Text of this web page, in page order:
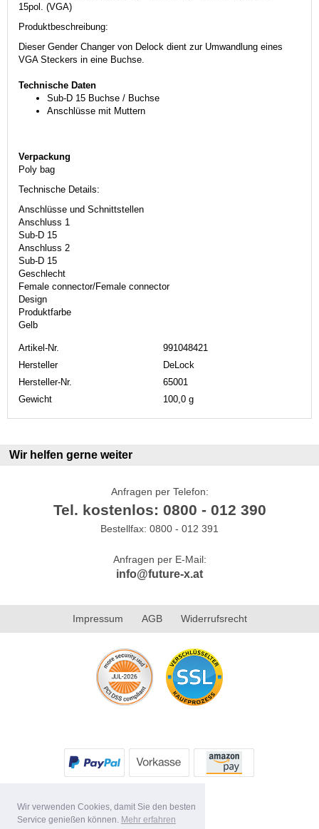
Wir verwenden Cookies, damit Sie den besten
Service genießen können. Mehr erfahren
15pol. (VGA)
Produktbeschreibung:
Dieser Gender Changer von Delock dient zur Umwandlung eines
VGA Steckers in eine Buchse.
Technische Daten
Sub-D 15 Buchse / Buchse
Anschlüsse mit Muttern
Verpackung
Poly bag
Technische Details:
Anschlüsse und Schnittstellen
Anschluss 1
Sub-D 15
Anschluss 2
Sub-D 15
Geschlecht
Female connector/Female connector
Design
Produktfarbe
Gelb
Artikel-Nr.
991048421
Hersteller
DeLock
Hersteller-Nr.
65001
Gewicht
100,0 g
Wir helfen gerne weiter
Anfragen per Telefon:
Tel. kostenlos: 0800 - 012 390
Bestellfax: 0800 - 012 391
Anfragen per E-Mail:
info@future-x.at
Impressum AGB Widerrufsrecht